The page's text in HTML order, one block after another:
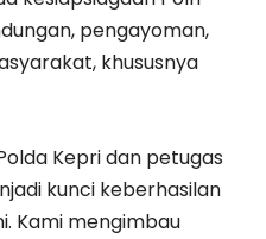
pengayoman,
khususnya
Kepri dan petugas
kunci keberhasilan
Kami mengimbau